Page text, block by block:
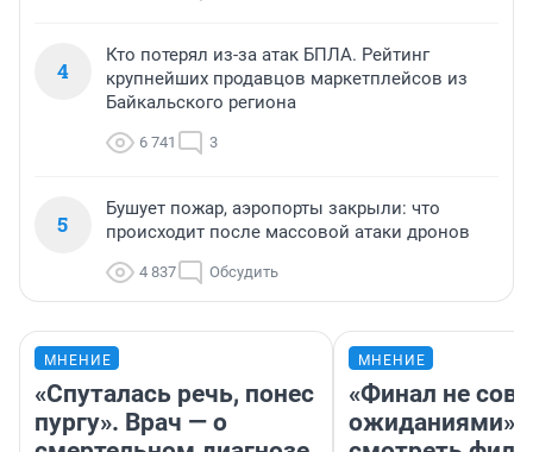
4
Кто потерял из-за атак БПЛА. Рейтинг
крупнейших продавцов маркетплейсов из
Байкальского региона
6 741 3
5
Бушует пожар, аэропорты закрыли: что
происходит после массовой атаки дронов
4 837 Обсудить
МНЕНИЕ
«Спуталась речь, понес
пургу». Врач — о
МНЕНИЕ
«Финал не
ожиданиями»: